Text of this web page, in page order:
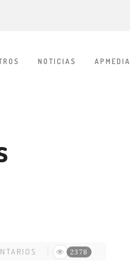
NOTICIAS APMEDIA
2378